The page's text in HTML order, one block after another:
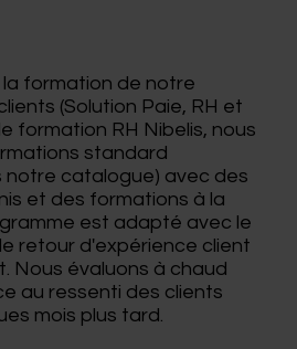
formation de notre
(Solution Paie, RH et
formation RH Nibelis, nous
standard
notre catalogue) avec des
et des formations à la
est adapté avec le
retour d'expérience client
Nous évaluons à chaud
au ressenti des clients
mois plus tard.